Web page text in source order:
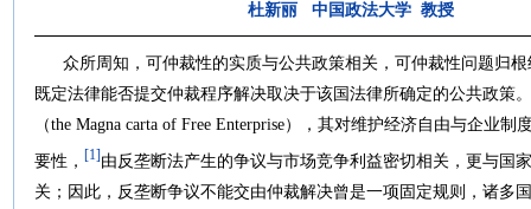
杜新丽 中国政法大学 教授
众所周知，可仲裁性的实质与公共政策相关，可仲裁性问题归根
既定法律能否提交仲裁程序解决取决于该国法律所确定的公共政策
（the Magna carta of Free Enterprise），其对维护经济自由与企业
要性， [1]由反垄断法产生的争议与市场竞争利益密切相关，更与国
关；因此，反垄断争议不能交由仲裁解决曾是一项固定规则，诸多